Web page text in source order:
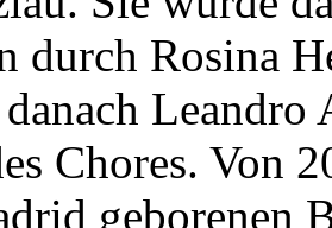
durch Rosina
Chores. Von
geborenen